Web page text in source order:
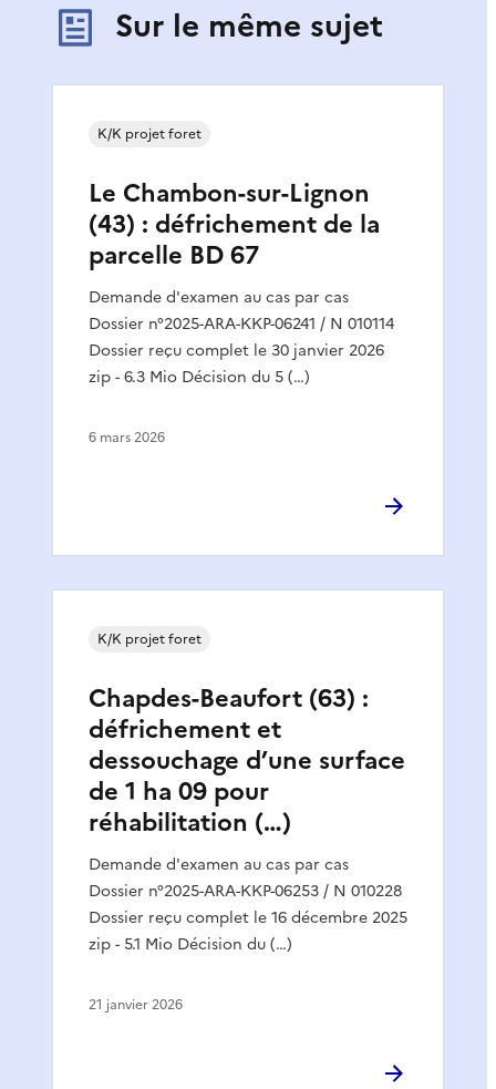
Sur le même sujet
Le Chambon-sur-Lignon
(43) : défrichement de la
parcelle BD 67
Demande d'examen au cas par cas
Dossier n°2025-ARA-KKP-06241 / N 010114
Dossier reçu complet le 30 janvier 2026
zip - 6.3 Mio Décision du 5 (…)
K/K projet foret
6 mars 2026
Chapdes-Beaufort (63) :
défrichement et
dessouchage d’une surface
de 1 ha 09 pour
réhabilitation (…)
Demande d'examen au cas par cas
Dossier n°2025-ARA-KKP-06253 / N 010228
Dossier reçu complet le 16 décembre 2025
zip - 5.1 Mio Décision du (…)
K/K projet foret
21 janvier 2026